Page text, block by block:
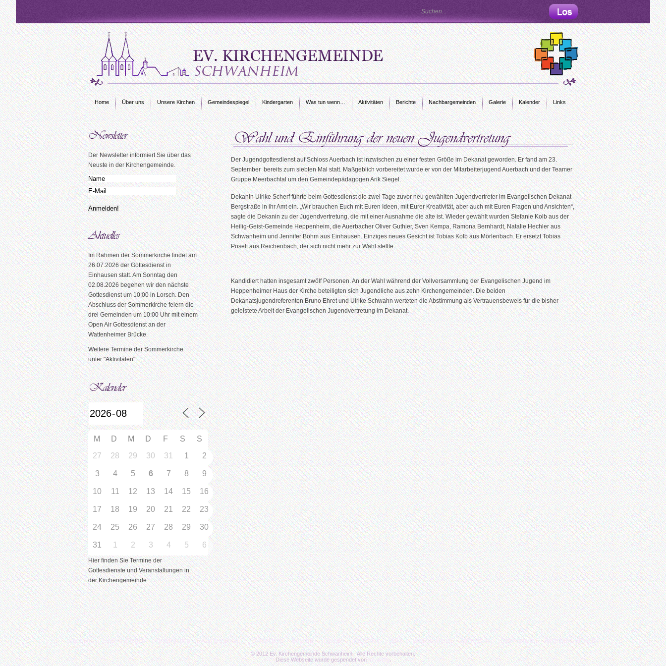
Home Über uns Unsere Kirchen Gemeindespiegel Kindergarten Was tun wenn… Aktivitäten Berichte Nachbargemeinden Galerie Kalender Links
Der Jugendgottesdienst auf Schloss Auerbach ist inzwischen zu einer festen Größe im Dekanat geworden. Er fand am 23.
September bereits zum siebten Mal statt. Maßgeblich vorbereitet wurde er von der Mitarbeiterjugend Auerbach und der Teamer
Gruppe Meerbachtal um den Gemeindepädagogen Arik Siegel.
Dekanin Ulrike Scherf führte beim Gottesdienst die zwei Tage zuvor neu gewählten Jugendvertreter im Evangelischen Dekanat
Bergstraße in ihr Amt ein. „Wir brauchen Euch mit Euren Ideen, mit Eurer Kreativität, aber auch mit Euren Fragen und Ansichten“,
sagte die Dekanin zu der Jugendvertretung, die mit einer Ausnahme die alte ist. Wieder gewählt wurden Stefanie Kolb aus der
Heilig-Geist-Gemeinde Heppenheim, die Auerbacher Oliver Guthier, Sven Kempa, Ramona Bernhardt, Natalie Hechler aus
Schwanheim und Jennifer Böhm aus Einhausen. Einziges neues Gesicht ist Tobias Kolb aus Mörlenbach. Er ersetzt Tobias
Pöselt aus Reichenbach, der sich nicht mehr zur Wahl stellte.
Kandidiert hatten insgesamt zwölf Personen. An der Wahl während der Vollversammlung der Evangelischen Jugend im
Heppenheimer Haus der Kirche beteiligten sich Jugendliche aus zehn Kirchengemeinden. Die beiden
Dekanatsjugendreferenten Bruno Ehret und Ulrike Schwahn werteten die Abstimmung als Vertrauensbeweis für die bisher
geleistete Arbeit der Evangelischen Jugendvertretung im Dekanat.
Der Newsletter informiert Sie über das
Neuste in der Kirchengemeinde.
Im Rahmen der Sommerkirche findet am
26.07.2026 der Gottesdienst in
Einhausen statt. Am Sonntag den
02.08.2026 begehen wir den nächste
Gottesdienst um 10:00 in Lorsch. Den
Abschluss der Sommerkirche feiern die
drei Gemeinden um 10:00 Uhr mit einem
Open Air Gottesdienst an der
Wattenheimer Brücke.
Weitere Termine der Sommerkirche
unter "Aktivitäten"
M D M D F S
S
27
28 29 30 31 1 2
3 4 5 6 7 8 9
10 11 12 13 14 15 16
17 18 19 20 21 22 23
24 25 26 27 28 29 30
31 1 2 3 4 5 6
Hier finden Sie Termine der
Gottesdienste und Veranstaltungen in
der Kirchengemeinde
Über uns Unsere Kirchen Kindergarten Was tun wenn… Aktivitäten Berichte Galerie Kalender Links Was tun wenn Impressum Datenschutz Rechtliche Hinweise
© 2012 Ev. Kirchengemeinde Schwanheim - Alle Rechte vorbehalten.
Diese Webseite wurde gespendet vonbc-unity.